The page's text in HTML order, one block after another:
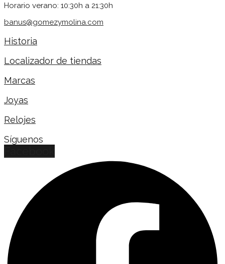
Horario verano: 10:30h a 21:30h
banus@gomezymolina.com
Historia
Localizador de tiendas
Marcas
Joyas
Relojes
Síguenos